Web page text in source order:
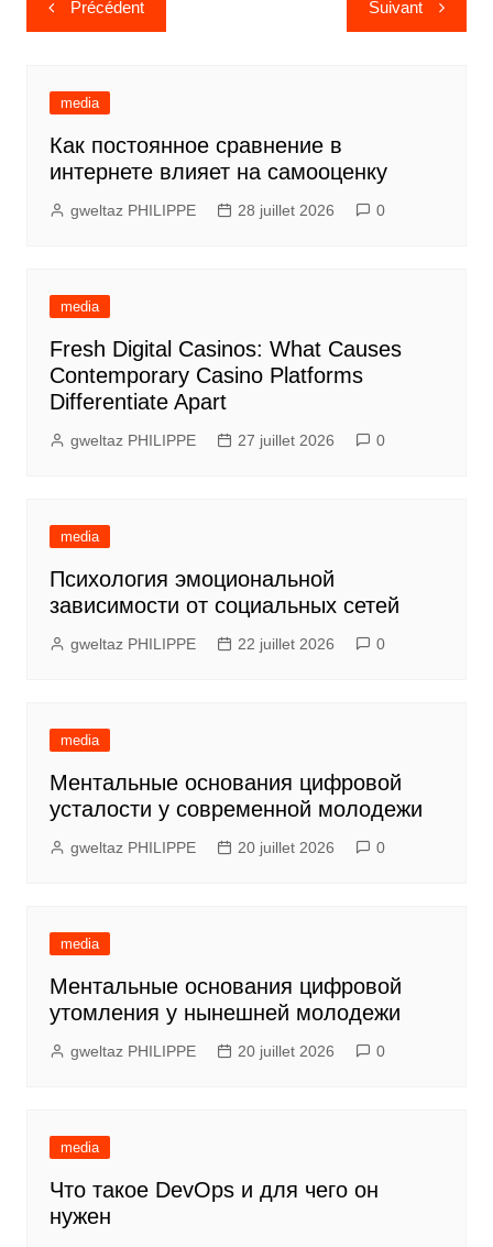
de
Précédent Suivant
media
Как постоянное сравнение в
интернете влияет на самооценку
gweltaz PHILIPPE 28 juillet 2026 0
media
Fresh Digital Casinos: What Causes
Contemporary Casino Platforms
Differentiate Apart
gweltaz PHILIPPE 27 juillet 2026 0
media
Психология эмоциональной
зависимости от социальных сетей
gweltaz PHILIPPE 22 juillet 2026 0
media
Ментальные основания цифровой
усталости у современной молодежи
gweltaz PHILIPPE 20 juillet 2026 0
media
Ментальные основания цифровой
утомления у нынешней молодежи
gweltaz PHILIPPE 20 juillet 2026 0
media
Что такое DevOps и для чего он
нужен